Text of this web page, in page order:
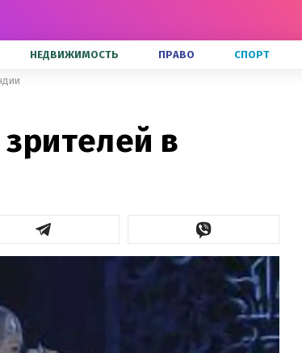
НЕДВИЖИМОСТЬ ПРАВО СПОРТ
в